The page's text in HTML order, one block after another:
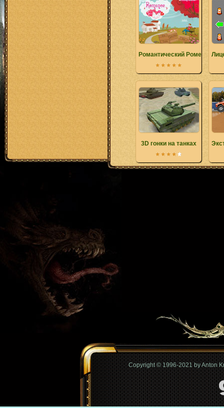
Романтический Ромео
3D гонки на танках
Copyright © 1996-2021 by Anton